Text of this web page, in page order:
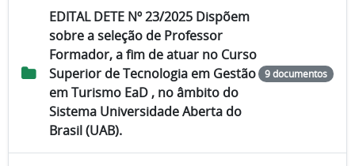
EDITAL DETE Nº 23/2025 Dispõem
sobre a seleção de Professor
Formador, a fim de atuar no Curso
Superior de Tecnologia em Gestão
em Turismo EaD , no âmbito do
Sistema Universidade Aberta do
Brasil (UAB).
9 documentos